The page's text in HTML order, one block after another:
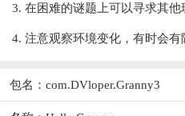
3. 在困难的谜题上可以寻求其他
4. 注意观察环境变化，有时会有
包名：com.DVloper.Granny3